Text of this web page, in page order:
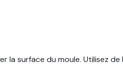
la surface du moule. Utilisez de